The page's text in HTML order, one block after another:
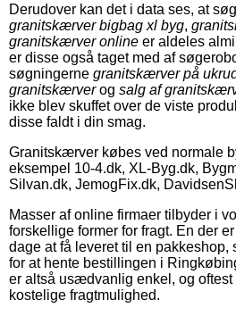
Derudover kan det i data ses, at
granitskærver bigbag xl byg,
granitskærver online er aldeles
er disse også taget med af
søgningerne granitskærver på
granitskærverog salg af
ikke blev skuffet over de viste
disse faldt i din smag.
Granitskærver købes ved normale
eksempel 10-4.dk, XL-Byg.dk,
Silvan.dk, JemogFix.dk,
Masser af online firmaer tilbyder i
forskellige former for fragt. En der
dage at få leveret til en pakkeshop,
for at hente bestillingen i
er altså usædvanlig enkel, og oftest
kostelige fragtmulighed.